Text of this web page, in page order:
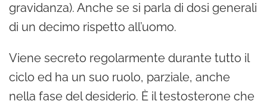
gravidanza). Anche se si parla di dosi generali
di un decimo rispetto all’uomo.
Viene secreto regolarmente durante tutto il
ciclo ed ha un suo ruolo, parziale, anche
nella fase del desiderio. È il testosterone che